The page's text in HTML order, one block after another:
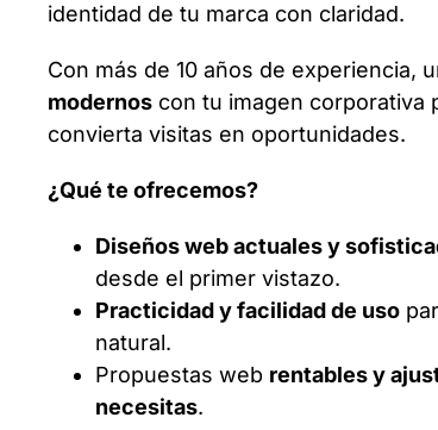
identidad de tu marca con claridad.
Con más de 10 años de experiencia,
modernos con tu imagen corporativa
convierta visitas en oportunidades.
¿Qué te ofrecemos?
Diseños web actuales y
desde el primer vistazo.
Practicidad y facilidad de uso
natural.
Propuestas web rentables y
necesitas.